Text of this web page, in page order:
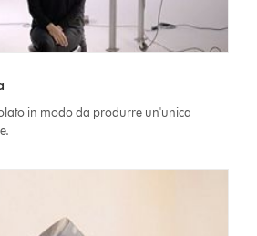
in modo da produrre un'unica